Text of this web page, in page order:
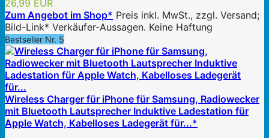
26,99 EUR
Zum Angebot im Shop* Preis inkl. MwSt., zzgl. Versand;
Bild-Link* Verkäufer-Aussagen. Keine Haftung
Bestseller Nr. 5
Wireless Charger für iPhone für Samsung, Radiowecker
mit Bluetooth Lautsprecher Induktive Ladestation für
Apple Watch, Kabelloses Ladegerät für...*